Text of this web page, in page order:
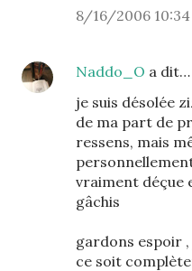
8/16/2006
Naddo_O a dit…
je suis désolée
de ma part de
ressens, mais
vraiment déçue
gâchis
gardons espoir
ce soit